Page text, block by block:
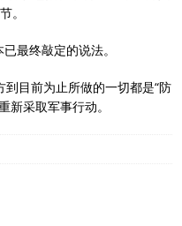
。
最终敲定的说法。
目前为止所做的一切都是“防
采取军事行动。